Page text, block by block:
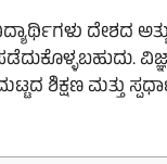
ದೇಶದ
ಶಿಕ್ಷಣ ಮತ್ತು